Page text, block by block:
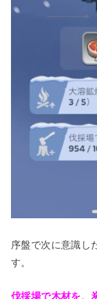
序盤で次に意識し
す。
伐採場で木材を、